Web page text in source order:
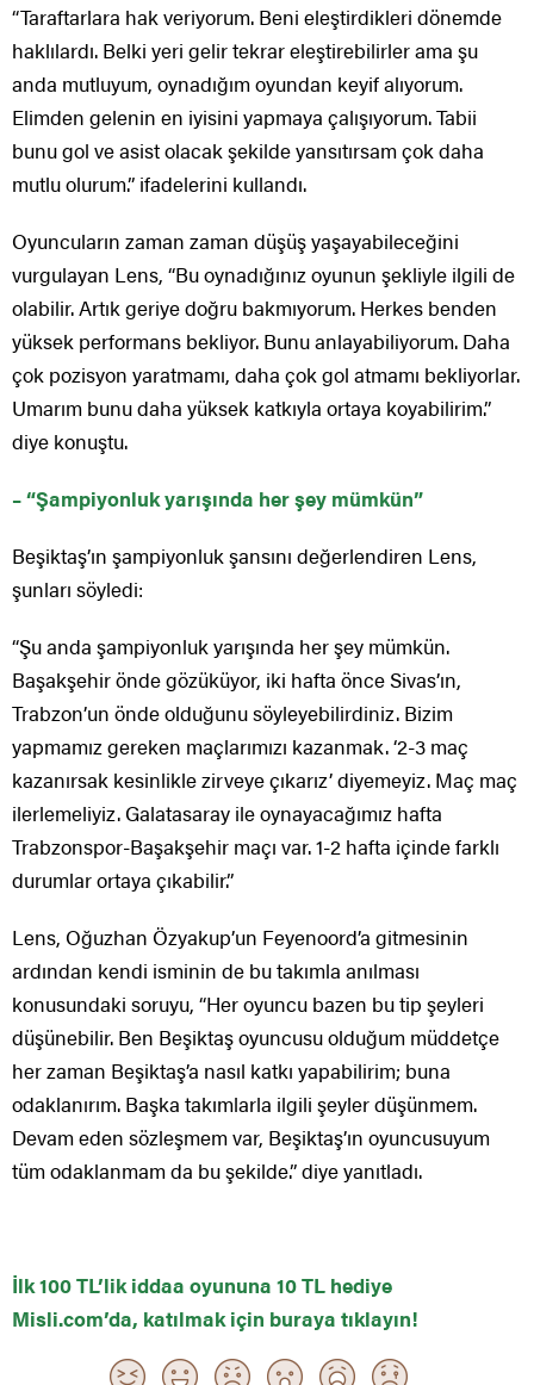
“Taraftarlara hak veriyorum. Beni eleştirdikleri dönemde
haklılardı. Belki yeri gelir tekrar eleştirebilirler ama şu
anda mutluyum, oynadığım oyundan keyif alıyorum.
Elimden gelenin en iyisini yapmaya çalışıyorum. Tabii
bunu gol ve asist olacak şekilde yansıtırsam çok daha
mutlu olurum.” ifadelerini kullandı.
Oyuncuların zaman zaman düşüş yaşayabileceğini
vurgulayan Lens, “Bu oynadığınız oyunun şekliyle ilgili de
olabilir. Artık geriye doğru bakmıyorum. Herkes benden
yüksek performans bekliyor. Bunu anlayabiliyorum. Daha
çok pozisyon yaratmamı, daha çok gol atmamı bekliyorlar.
Umarım bunu daha yüksek katkıyla ortaya koyabilirim.”
diye konuştu.
– “Şampiyonluk yarışında her şey mümkün”
Beşiktaş’ın şampiyonluk şansını değerlendiren Lens,
şunları söyledi:
“Şu anda şampiyonluk yarışında her şey mümkün.
Başakşehir önde gözüküyor, iki hafta önce Sivas’ın,
Trabzon’un önde olduğunu söyleyebilirdiniz. Bizim
yapmamız gereken maçlarımızı kazanmak. ‘2-3 maç
kazanırsak kesinlikle zirveye çıkarız’ diyemeyiz. Maç maç
ilerlemeliyiz. Galatasaray ile oynayacağımız hafta
Trabzonspor-Başakşehir maçı var. 1-2 hafta içinde farklı
durumlar ortaya çıkabilir.”
Lens, Oğuzhan Özyakup’un Feyenoord’a gitmesinin
ardından kendi isminin de bu takımla anılması
konusundaki soruyu, “Her oyuncu bazen bu tip şeyleri
düşünebilir. Ben Beşiktaş oyuncusu olduğum müddetçe
her zaman Beşiktaş’a nasıl katkı yapabilirim; buna
odaklanırım. Başka takımlarla ilgili şeyler düşünmem.
Devam eden sözleşmem var, Beşiktaş’ın oyuncusuyum
tüm odaklanmam da bu şekilde.” diye yanıtladı.
İlk 100 TL’lik iddaa oyununa 10 TL hediye
Misli.com’da, katılmak için buraya tıklayın!